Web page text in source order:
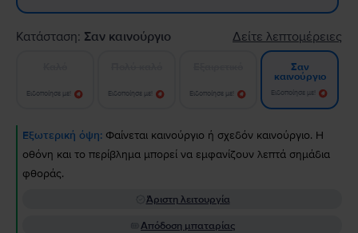
Κατάσταση: Σαν καινούργιο Δείτε λεπτομέρειες
Ειδοποίησε με! Ειδοποίησε με! Ειδοποίησε με!
Σαν
καινούργιο
Ειδοποίησε με!
Εξωτερική όψη: Φαίνεται καινούργιο ή σχεδόν καινούργιο. Η
οθόνη και το περίβλημα μπορεί να εμφανίζουν λεπτά σημάδια
φθοράς.
Άριστη λειτουργία
Απόδοση μπαταρίας